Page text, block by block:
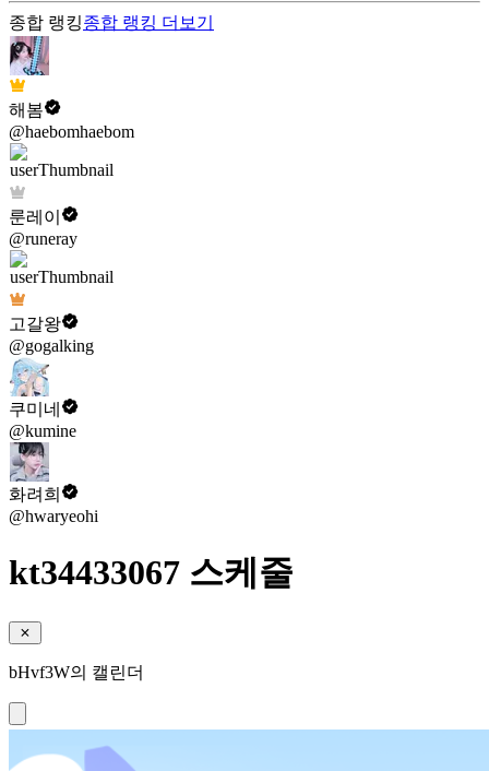
종합 랭킹종합 랭킹 더보기
해봄
@haebomhaebom
룬레이
@runeray
고갈왕
@gogalking
쿠미네
@kumine
화려희
@hwaryeohi
kt34433067 스케줄
bHvf3W의 캘린더